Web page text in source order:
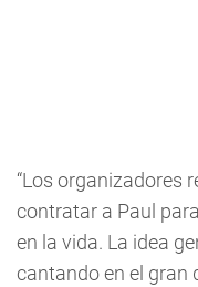
“Los organizadores
contratar a Paul
en la vida. La idea
cantando en el gran